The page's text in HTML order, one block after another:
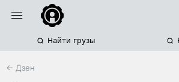
Найти грузы
← Дзен